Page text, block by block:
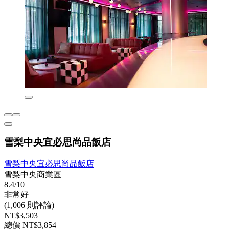
雪梨中央宜必思尚品飯店
雪梨中央宜必思尚品飯店
雪梨中央商業區
8.4/10
非常好
(1,006 則評論)
NT$3,503
總價 NT$3,854